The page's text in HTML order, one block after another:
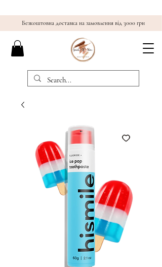
Безкоштовна доставка на замовлення від 3000 грн